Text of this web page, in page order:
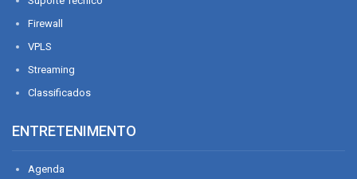
Firewall
VPLS
Streaming
Classificados
ENTRETENIMENTO
Agenda